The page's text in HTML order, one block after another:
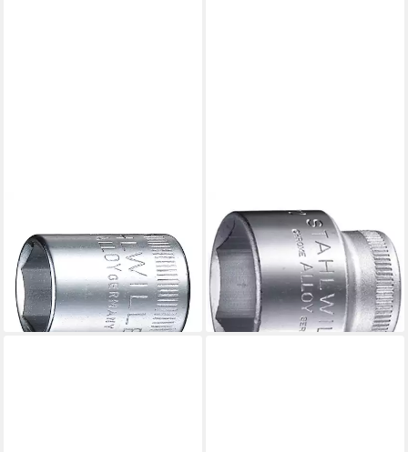
Steckschlüsseleinsatz (1/4)
SW.7 mm L.23 mm 10 g
ab 15,70 €
lieferbar - in 3-4 Werktagen bei dir
STAHLWILLE
Bit- und Steckschlüsselset
Steckschlüsseleinsätze Nr.
456 02110017
10,23 €
lieferbar - in 2-3 Werktagen bei dir